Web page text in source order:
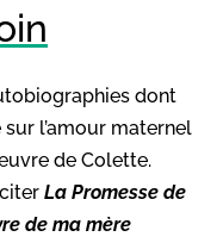
dont
l’amour maternel
de Colette.
La Promesse de
de ma mère